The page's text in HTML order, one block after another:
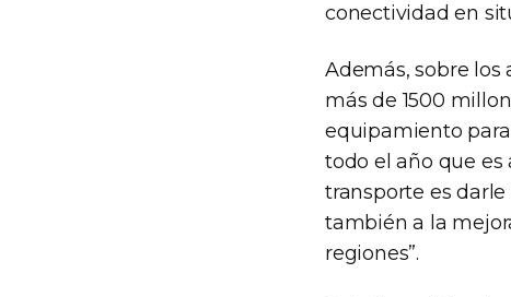
conectividad en
Además, sobre los
más de 1500
equipamiento
todo el año que es
transporte es
también a la
regiones”.